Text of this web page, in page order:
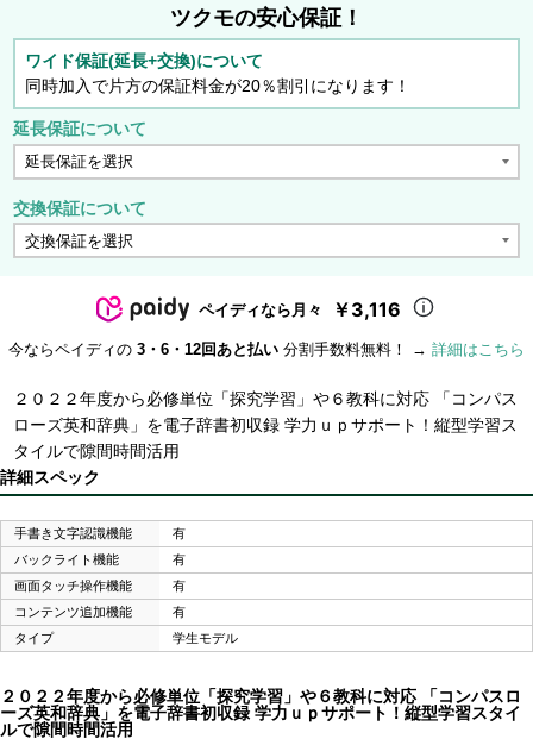
ツクモの安心保証！
ワイド保証(延長+交換)について
同時加入で片方の保証料金が20％割引になります！
延長保証について
交換保証について
ペイディなら月々 ￥3,116
今ならペイディの 3・6・12回あと払い 分割手数料無料！ → 詳細はこちら
２０２２年度から必修単位「探究学習」や６教科に対応 「コンパス
ローズ英和辞典」を電子辞書初収録 学力ｕｐサポート！縦型学習ス
タイルで隙間時間活用
詳細スペック
手書き文字認識機能
有
バックライト機能
有
画面タッチ操作機能
有
コンテンツ追加機能
有
タイプ
学生モデル
２０２２年度から必修単位「探究学習」や６教科に対応 「コンパスロ
ーズ英和辞典」を電子辞書初収録 学力ｕｐサポート！縦型学習スタイ
ルで隙間時間活用